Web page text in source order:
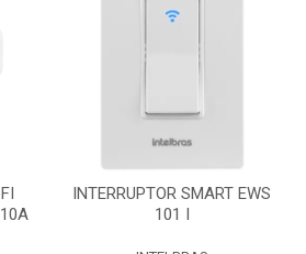
INTERRUPTOR SMART EWS
101 I